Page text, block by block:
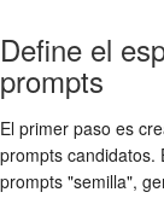
Define el
prompts
El primer paso es
prompts candidatos.
prompts "semilla",